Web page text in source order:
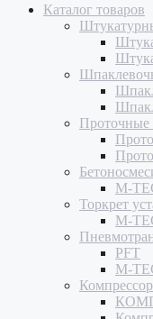
Каталог товаров
Проточные
M-
Торкрет
M-
PFT
M-